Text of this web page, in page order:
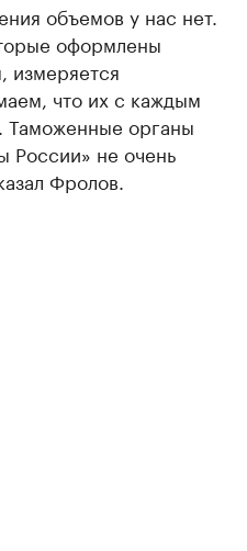
объемов у нас нет.
оформлены
измеряется
что их с каждым
Таможенные органы
России» не очень
Фролов.